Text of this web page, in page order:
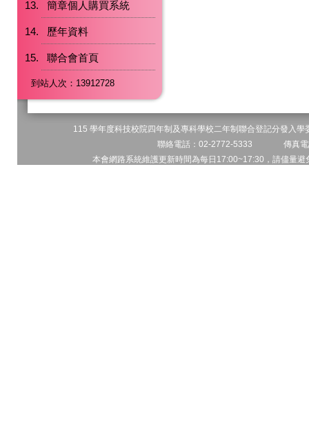
簡章個人購買系統
歷年資料
聯合會首頁
到站人次：13912728
115 學年度科技校院四年制及專科學校二年制聯合登記分發
聯絡電話：02-2772-5333 傳真
本會網路系統維護更新時間為每日17:00~17:30，請儘量